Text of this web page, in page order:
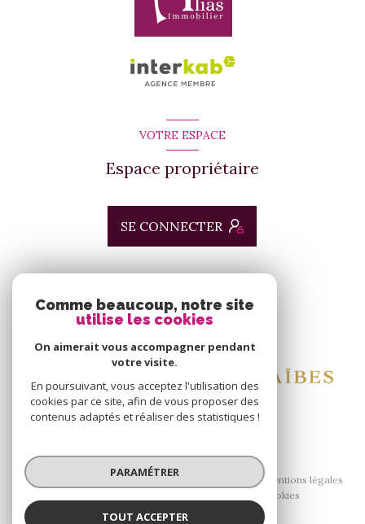
VOTRE ESPACE
Espace propriétaire
SE CONNECTER
Nous adhérons
© 2026 | Tous droits réservés
Nos honoraires
Nos partenaires
Mentions légales
Cookies
Comme beaucoup, notre site
utilise les cookies
On aimerait vous accompagner pendant
votre visite.
En poursuivant, vous acceptez l'utilisation des
cookies par ce site, afin de vous proposer des
contenus adaptés et réaliser des statistiques !
PARAMÉTRER
TOUT ACCEPTER